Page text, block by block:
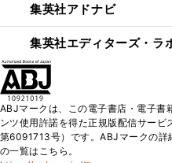
集英社アドナビ
集英社エディターズ・ラ
ABJマークは、この電子書店・電子書
ンツ使用許諾を得た正規版配信サー
第6091713号）です。ABJマークの詳
の一覧はこちら。